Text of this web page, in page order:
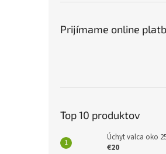
Prijímame online
Top 10 produktov
Úchyt valca oko
€20